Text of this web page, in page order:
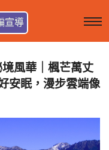
宣導
風華｜楓芒萬丈
安眠，漫步雲端像